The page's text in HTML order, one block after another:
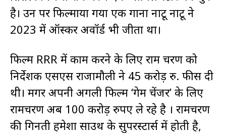
है। उन पर फिल्माया गया एक गाना नाटू नाटू ने
2023 में ऑस्कर अवॉर्ड भी जीता था।
फिल्म RRR में काम करने के लिए राम चरण को
निर्देशक एसएस राजामौली ने 45 करोड़ रु. फीस दी
थी। मगर अपनी अगली फिल्म ‘गेम चेंजर’ के लिए
रामचरण अब 100 करोड़ रुपए ले रहे है । रामचरण
की गिनती हमेशा साउथ के सुपरस्टार्स में होती है,